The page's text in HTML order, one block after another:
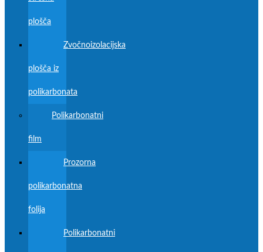
plošča
Zvočnoizolacijska
plošča iz
polikarbonata
Polikarbonatni
film
Prozorna
polikarbonatna
folija
Polikarbonatni